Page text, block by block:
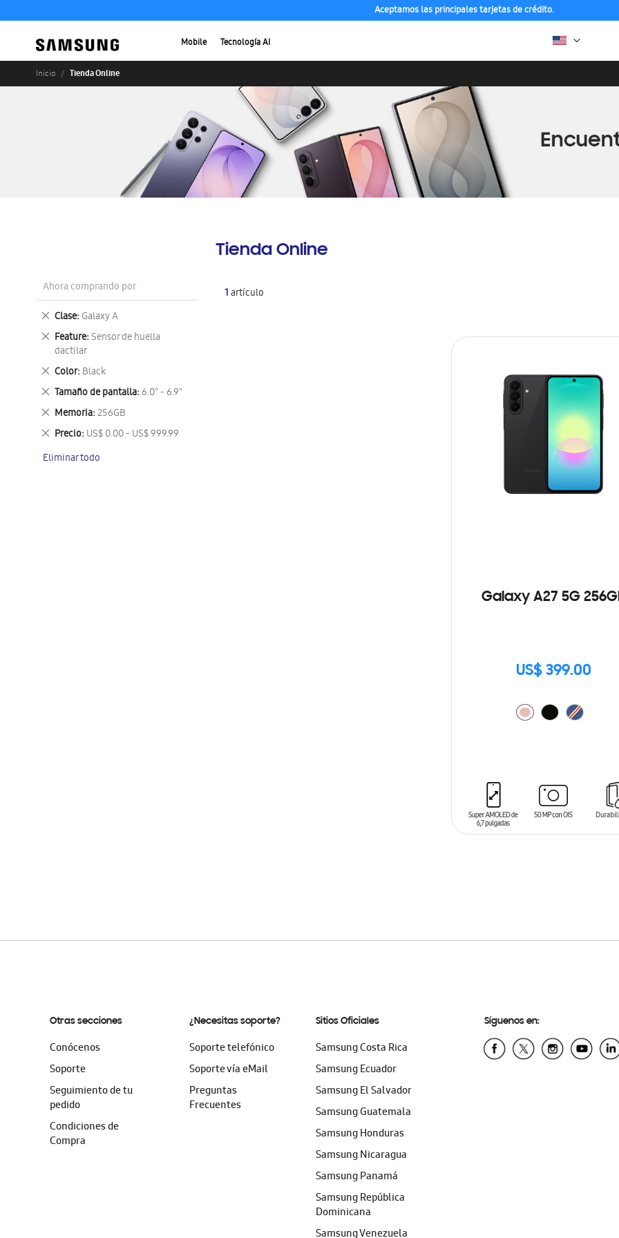
Aceptamos las principales tarjetas de crédito.
Mobile Tecnología AI
Inicio Tienda Online
Tienda Online
1artículo
Galaxy A27 5G
US$ 399.00
Ahora comprando por
Clase Galaxy A
Eliminar
este
artículo
Feature Sensor de huella
dactilar
Eliminar
este
artículo
Color Black
Eliminar
este
artículo
Tamaño de pantalla 6.0" - 6.9"
Eliminar
este
artículo
Memoria 256GB
Eliminar
este
artículo
Precio US$ 0.00 - US$ 999.99
Eliminar
artículo
Eliminar todo
Otras secciones
Conócenos
Soporte
Seguimiento de tu
pedido
Condiciones de
Compra
¿Necesitas soporte?
Soporte telefónico
Soporte vía eMail
Preguntas
Frecuentes
Sitios Oficiales
Samsung Costa Rica
Samsung Ecuador
Samsung El Salvador
Samsung Guatemala
Samsung Honduras
Samsung Nicaragua
Samsung Panamá
Samsung República
Dominicana
Samsung Venezuela
Síguenos en: